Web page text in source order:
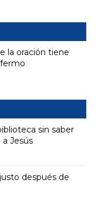
la oración tiene
sin saber
a Jesús
después de